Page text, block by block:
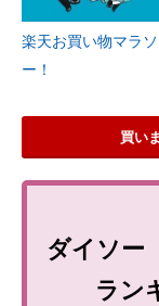
楽天お買い物マラ
ー！
買い
ダイソー
ラン